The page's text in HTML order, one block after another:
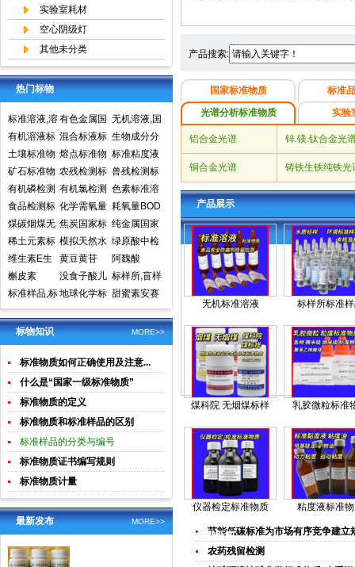
实验室耗材
空心阴级灯
其他未分类
热门标物
标准溶液,溶
液标准物质,
国家标准物
质网
有色金属国
家标准物质
中心,国家标
准物质网
无机溶液,国
家标准物质
网,国家标准
物质中心
有机溶液标
准物质中国
计量院标准
物质中心
混合标液标
准物质
生物成分分
析标准物质
土壤标准物
质
熔点标准物
质
标准粘度液
矿石标准物
质
农残检测标
准样品,标准
溶液,标准物
质
兽残检测标
准样品,标准
溶液,标准物
质
有机磷检测
标准样品,标
准溶液,标准
物质
有机氯检测
标准样品标
准溶液标准
物质
色素标准溶
液标准物质
食品检测
食品检测标
准物质标准
样品标准溶
液
化学需氧量
COD标准溶
液标准物质
标样环境标
准样品
耗氧量BOD
5标准溶液
标准物质标
样环境标准
样品
煤碳烟煤无
烟煤国家标
准物质国家
标准样品
焦炭国家标
准物质国家
标准样品
纯金属国家
实物标准样
品
稀土元素标
准物质标准
样品
模拟天然水
标准溶液
绿原酸中检
所标准品对
照品高效液
相色谱HPL
C
维生素E生
育酚标准品
对照品中检
所
黄豆黄苷
阿魏酸
槲皮素
没食子酸儿
茶素
标样所,盲样
标准样品,标
样,质控样
地球化学标
准物质矿石
土壤生物成
分分析
甜蜜素安赛
蜜(乙酰磺胺
酸钾)标准溶
液食品检测
标准物质
MORE>>
标物知识
标准物质如何正确使用及注意...
什么是“国家一级标准物质”
标准物质的定义
标准物质和标准样品的区别
标准样品的分类与编号
标准物质证书编写规则
标准物质计量
MORE>>
最新发布
产品搜索:
国家标准物质
标准
光谱分析标准物质
实验
铝合金光谱 锌.镁.钛合金光
铜合金光谱 铸铁生铁纯铁光
产品展示
无机标准溶液 标样所标准
煤科院 无烟煤标样 乳胶微粒标准
仪器检定标准物质 粘度液标准
行业新闻
节能低碳标准为市场有序竞争建立
农药残留检测